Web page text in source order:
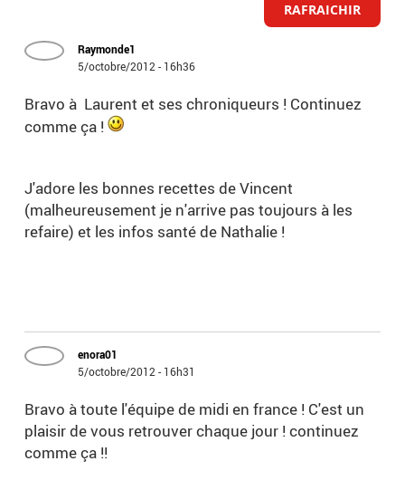
RAFRAICHIR
Raymonde1
5/octobre/2012 - 16h36
Bravo à Laurent et ses chroniqueurs ! Continuez
comme ça !
J'adore les bonnes recettes de Vincent
(malheureusement je n'arrive pas toujours à les
refaire) et les infos santé de Nathalie !
enora01
5/octobre/2012 - 16h31
Bravo à toute l'équipe de midi en france ! C'est un
plaisir de vous retrouver chaque jour ! continuez
comme ça !!